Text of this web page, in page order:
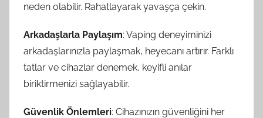
neden olabilir. Rahatlayarak yavaşça çekin.
Arkadaşlarla Paylaşım: Vaping deneyiminizi
arkadaşlarınızla paylaşmak, heyecanı artırır. Farklı
tatlar ve cihazlar denemek, keyifli anılar
biriktirmenizi sağlayabilir.
Güvenlik Önlemleri: Cihazınızın güvenliğini her